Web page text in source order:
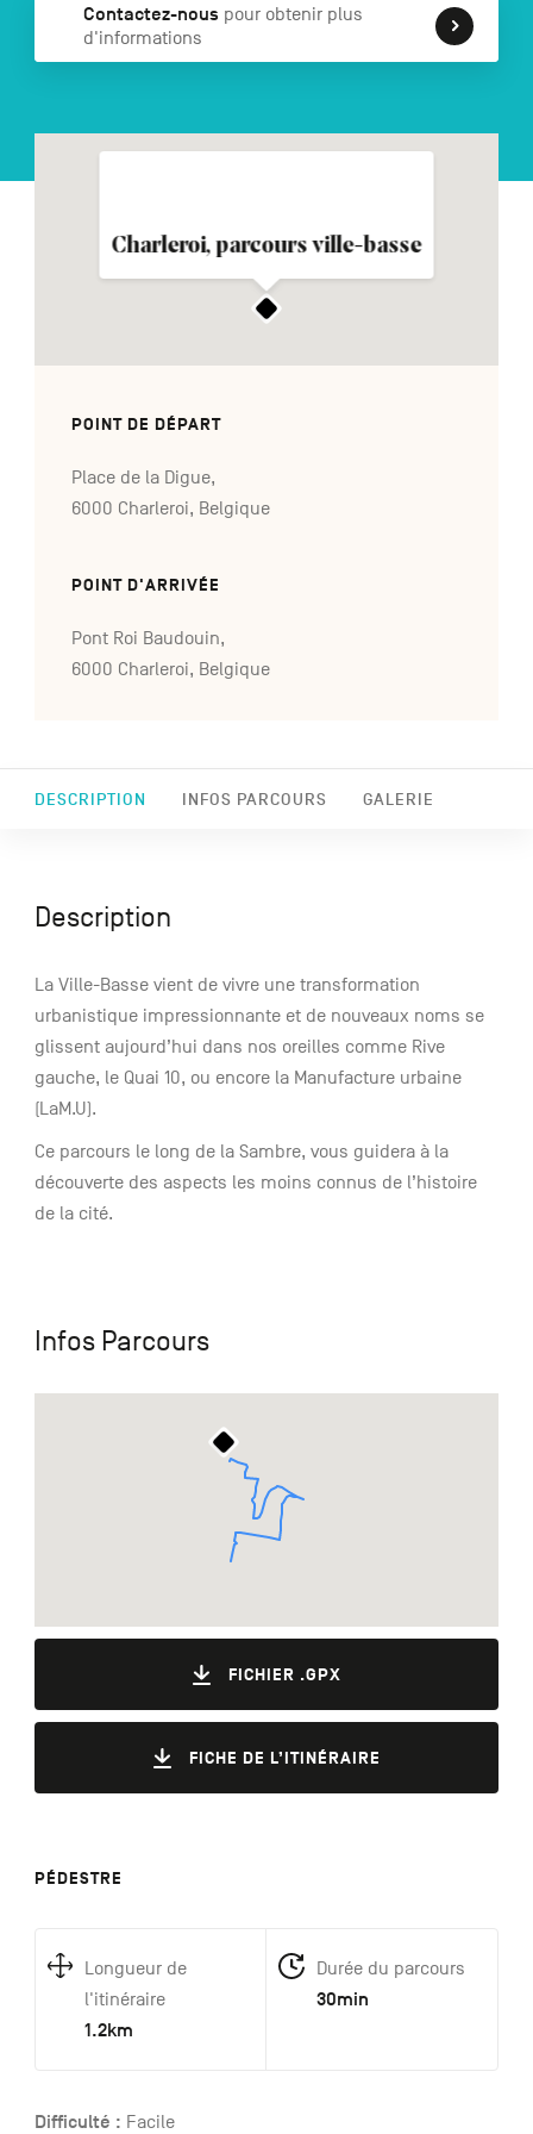
secondaire
Contactez-nous pour obtenir plus
d'informations
DESCRIPTION INFOS PARCOURS GALERIE
Charleroi, parcours ville-basse
POINT DE DÉPART
Place de la Digue,
6000 Charleroi, Belgique
POINT D'ARRIVÉE
Pont Roi Baudouin,
6000 Charleroi, Belgique
Description
La Ville-Basse vient de vivre une transformation
urbanistique impressionnante et de nouveaux noms se
glissent aujourd’hui dans nos oreilles comme Rive
gauche, le Quai 10, ou encore la Manufacture urbaine
(LaM.U).
Ce parcours le long de la Sambre, vous guidera à la
découverte des aspects les moins connus de l’histoire
de la cité.
Infos Parcours
FICHIER .GPX
FICHE DE L’ITINÉRAIRE
PÉDESTRE
Longueur de
l'itinéraire
1.2km
Durée du parcours
30min
Difficulté : Facile